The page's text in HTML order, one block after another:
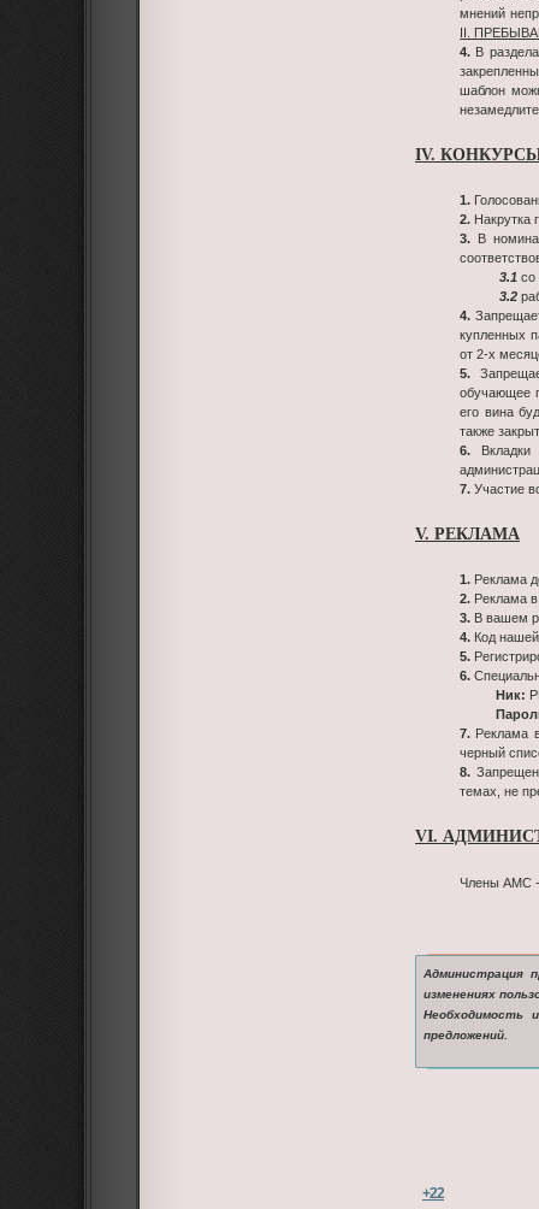
мнений
II.
4. В
шаблон
IV.
1.
2. Накрутка
3. В
3.1 со
3.2
4.
купленных
от 2-х
5.
обучающее
его вина
также
6.
7. Участие
V. РЕКЛАМА
1. Реклама
2. Реклама
3. В вашем
4. Код
5.
6.
Ник:
7. Реклама
черный
8.
темах, не
VI.
Члены АМС -
Администрация
изменениях
Необходимость
предложений.
+22